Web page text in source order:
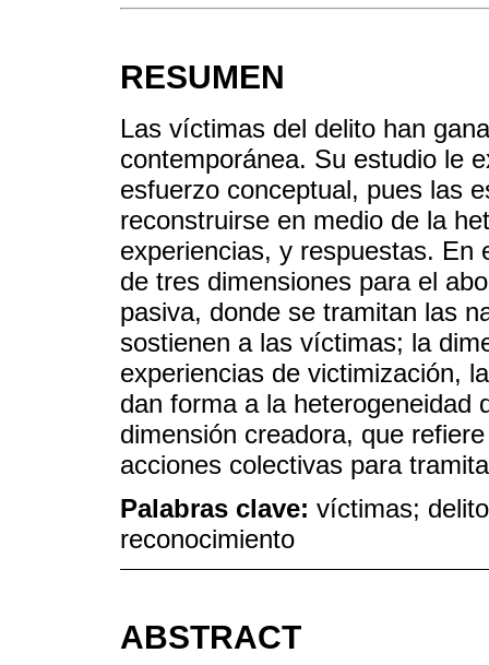
RESUMEN
Las víctimas del delito han
contemporánea. Su estudio le
esfuerzo conceptual, pues las
reconstruirse en medio de la
experiencias, y respuestas. En
de tres dimensiones para el
pasiva, donde se tramitan las
sostienen a las víctimas; la
experiencias de victimización,
dan forma a la heterogeneidad
dimensión creadora, que
acciones colectivas para
Palabras clave: víctimas;
reconocimiento
ABSTRACT